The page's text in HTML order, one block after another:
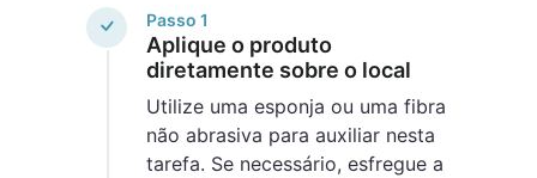
Passo 1
Aplique o produto
diretamente sobre o local
Utilize uma esponja ou uma fibra
não abrasiva para auxiliar nesta
tarefa. Se necessário, esfregue a